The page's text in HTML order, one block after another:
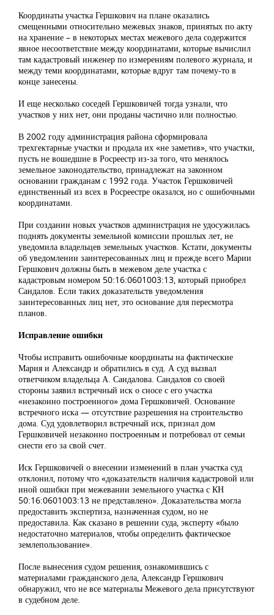
Координаты участка Гершкович на плане оказались
смещенными относительно межевых знаков, принятых по акту
на хранение – в некоторых местах межевого дела содержится
явное несоответствие между координатами, которые вычислил
там кадастровый инженер по измерениям полевого журнала, и
между теми координатами, которые вдруг там почему-то в
конце занесены.
И еще несколько соседей Гершковичей тогда узнали, что
участков у них нет, они проданы частично или полностью.
В 2002 году администрация района сформировала
трехгектарные участки и продала их «не заметив», что участки,
пусть не вошедшие в Росреестр из-за того, что менялось
земельное законодательство, принадлежат на законном
основании гражданам с 1992 года. Участок Гершковичей
единственный из всех в Росреестре оказался, но с ошибочными
координатами.
При создании новых участков администрация не удосужилась
поднять документы земельной комиссии прошлых лет, не
уведомила владельцев земельных участков. Кстати, документы
об уведомлении заинтересованных лиц и прежде всего Марии
Гершкович должны быть в межевом деле участка с
кадастровым номером 50:16:0601003:13, который приобрел
Сандалов. Если таких доказательств уведомления
заинтересованных лиц нет, это основание для пересмотра
планов.
Исправление ошибки
Чтобы исправить ошибочные координаты на фактические
Мария и Александр и обратились в суд. А суд вызвал
ответчиком владельца А. Сандалова. Сандалов со своей
стороны заявил встречный иск о сносе с его участка
«незаконно построенного» дома Гершковичей. Основание
встречного иска — отсутствие разрешения на строительство
дома. Суд удовлетворил встречный иск, признал дом
Гершковичей незаконно построенным и потребовал от семьи
снести его за свой счет.
Иск Гершковичей о внесении изменений в план участка суд
отклонил, потому что «доказательств наличия кадастровой или
иной ошибки при межевании земельного участка с КН
50:16:0601003:13 не представлено». Доказательства могла
предоставить экспертиза, назначенная судом, но не
предоставила. Как сказано в решении суда, эксперту «было
недостаточно материалов, чтобы определить фактическое
землепользование».
После вынесения судом решения, ознакомившись с
материалами гражданского дела, Александр Гершкович
обнаружил, что не все материалы Межевого дела присутствуют
в судебном деле.